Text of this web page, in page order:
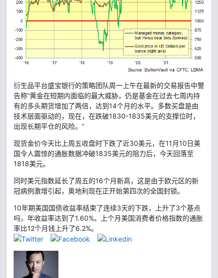
衍生品平台盛宝银行的策略团队周一上午在最新的交易报告中警
告称“黄金在短期内面临的最大威胁，仍是基金在过去七周内持
有的多头期货增加了两倍，达到14个月的水平。多数买盘是由
技术层面驱动的，现在，在跌破1830-1835美元的支撑位时，
出现长期平仓的风险。”
现货金价今天比上周五收盘时下跌了近30美元，在11月10日美
国令人震惊的通胀数据冲破1835美元的阻力后，今天回落至
1818美元。
同时美元指数延长了周五的16个月新高，这是由于欧元区的新
冠病例激增引起，奥地利现在正开始第四次的全国封锁。
10年期美国国债收益率结束了连续3天的下跌，上升了3个基点
吗，年收益率达到了1.60%。上个月美国消费者价格指数的通胀
率比12个月钱上升了6.2%。